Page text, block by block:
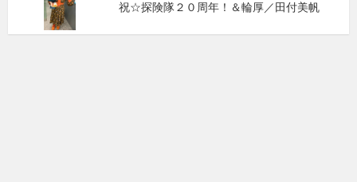
祝☆探険隊２０周年！＆輪厚／田付美帆